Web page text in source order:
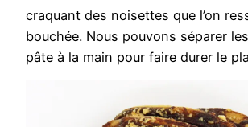
craquant des noisettes que l’on
bouchée. Nous pouvons séparer
pâte à la main pour faire durer le